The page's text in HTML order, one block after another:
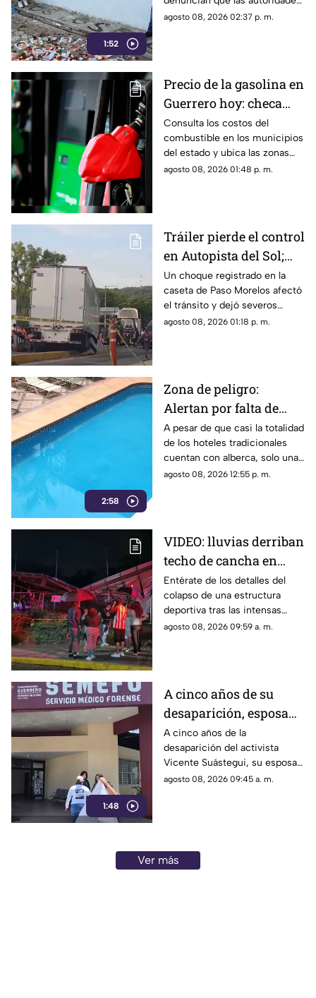
1:52
Chilpancingo
les negaron el
difusión.
agosto 08, 2026 02:37 p. m.
Precio de la gasolina en
Guerrero hoy: checa
cuánto cuestan los
litros
Consulta los costos del
combustible en los municipios
del estado y ubica las zonas
con las tarifas más accesibles
agosto 08, 2026 01:48 p. m.
Tráiler pierde el control
en Autopista del Sol;
fallece una persona
Un choque registrado en la
caseta de Paso Morelos afectó
el tránsito y dejó severos
daños; este fue el saldo.
agosto 08, 2026 01:18 p. m.
2:58
Zona de peligro:
Alertan por falta de
medidas de seguridad
en albercas de hoteles
tradicionales
A pesar de que casi la totalidad
de los hoteles tradicionales
cuentan con alberca, solo una
mínima parte dispone de
agosto 08, 2026 12:55 p. m.
VIDEO: lluvias derriban
techo de cancha en
Chilpancingo; hubo
lesionados
Entérate de los detalles del
colapso de una estructura
deportiva tras las intensas
precipitaciones y el reporte de
agosto 08, 2026 09:59 a. m.
1:48
A cinco años de su
desaparición, esposa
de Vicente Suástegui
acude al Semefo en
Chilpancingo
A cinco años de la
desaparición del activista
Vicente Suástegui, su esposa
acudió al Semefo de
agosto 08, 2026 09:45 a. m.
Ver más